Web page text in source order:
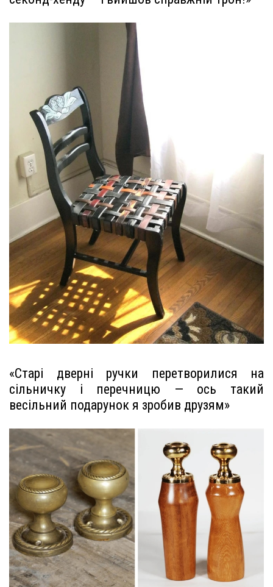
«Старі дверні ручки перетворилися на
сільничку і перечницю — ось такий
весільний подарунок я зробив друзям»